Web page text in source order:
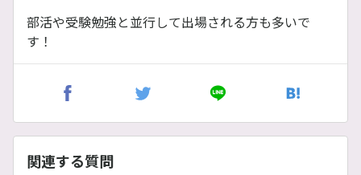
部活や受験勉強と並行して出場される方も多いで
す！
関連する質問